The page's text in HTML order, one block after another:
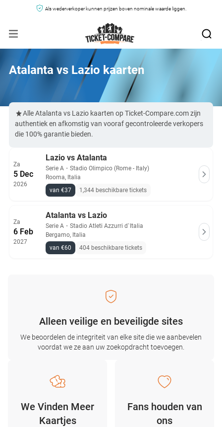
Als wederverkoper kunnen prijzen boven nominale waarde liggen.
Atalanta vs Lazio kaarten
Alle Atalanta vs Lazio kaarten op Ticket-Compare.com zijn
authentiek en afkomstig van vooraf gecontroleerde verkopers
die 100% garantie bieden.
Za
5 Dec
2026
Lazio vs Atalanta
Serie A ・ Stadio Olimpico (Rome - Italy)
Rooma, Italia
van €37
1,344 beschikbare tickets
Za
6 Feb
2027
Atalanta vs Lazio
Serie A ・ Stadio Atleti Azzurri d`Italia
Bergamo, Italia
van €60
404 beschikbare tickets
Alleen veilige en beveiligde sites
We beoordelen de integriteit van elke site die we aanbevelen
voordat we ze aan uw zoekopdracht toevoegen.
We Vinden Meer
Kaartjes
Fans houden van
ons